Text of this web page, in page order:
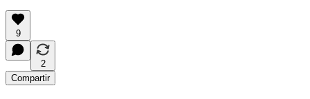
9
2
Compartir